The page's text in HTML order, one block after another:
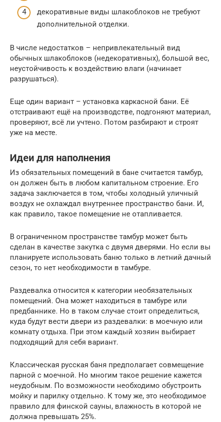
декоративные виды шлакоблоков не требуют
дополнительной отделки.
В числе недостатков – непривлекательный вид
обычных шлакоблоков (недекоративных), большой вес,
неустойчивость к воздействию влаги (начинает
разрушаться).
Еще один вариант – установка каркасной бани. Её
отстраивают ещё на производстве, подгоняют материал,
проверяют, всё ли учтено. Потом разбирают и строят
уже на месте.
Идеи для наполнения
Из обязательных помещений в бане считается тамбур,
он должен быть в любом капитальном строение. Его
задача заключается в том, чтобы холодный уличный
воздух не охлаждал внутреннее пространство бани. И,
как правило, такое помещение не отапливается.
В ограниченном пространстве тамбур может быть
сделан в качестве закутка с двумя дверями. Но если вы
планируете использовать баню только в летний дачный
сезон, то нет необходимости в тамбуре.
Раздевалка относится к категории необязательных
помещений. Она может находиться в тамбуре или
предбаннике. Но в таком случае стоит определиться,
куда будут вести двери из раздевалки: в моечную или
комнату отдыха. При этом каждый хозяин выбирает
подходящий для себя вариант.
Классическая русская баня предполагает совмещение
парной с моечной. Но многим такое решение кажется
неудобным. По возможности необходимо обустроить
мойку и парилку отдельно. К тому же, это необходимое
правило для финской сауны, влажность в которой не
должна превышать 25%.